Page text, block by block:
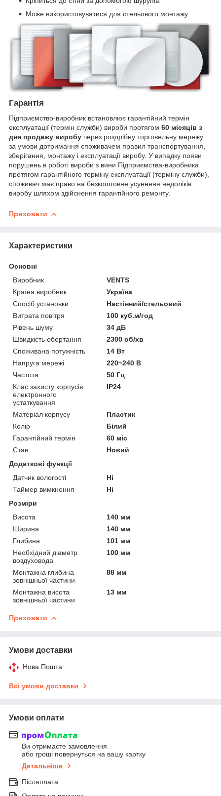
Може використовуватися для стельового монтажу.
Гарантія
Підприємство-виробник встановлює гарантійний термін
експлуатації (термін служби) вироби протягом 60 місяців з
дня продажу виробу через роздрібну торговельну мережу,
за умови дотримання споживачем правил транспортування,
зберігання, монтажу і експлуатації виробу. У випадку появи
порушень в роботі вироби з вини Підприємства-виробника
протягом гарантійного терміну експлуатації (терміну служби),
споживач має право на безкоштовне усунення недоліків
виробу шляхом здійснення гарантійного ремонту.
Приховати
Характеристики
Основні
Виробник
VENTS
Країна виробник
Україна
Спосіб установки
Настінний/стельовий
Витрата повітря
100 куб.м/год
Рівень шуму
34 дБ
Швидкість обертання
2300 об/хв
Споживана потужність
14 Вт
Напруга мережі
220~240 В
Частота
50 Гц
Клас захисту корпусів
електронного
устаткування
IP24
Матеріал корпусу
Пластик
Колір
Білий
Гарантійний термін
60 міс
Стан
Новий
Додаткові функції
Датчик вологості
Ні
Таймер вимкнення
Ні
Розміри
Висота
140 мм
Ширина
140 мм
Глибина
101 мм
Необхідний діаметр
воздуховода
100 мм
Монтажна глибина
зовнішньої частини
88 мм
Монтажна висота
зовнішньої частини
13 мм
Приховати
Умови доставки
Нова Пошта
Всі умови доставки
Умови оплати
Ви отримаєте замовлення
або гроші повернуться на вашу картку
Детальніше
Післяплата